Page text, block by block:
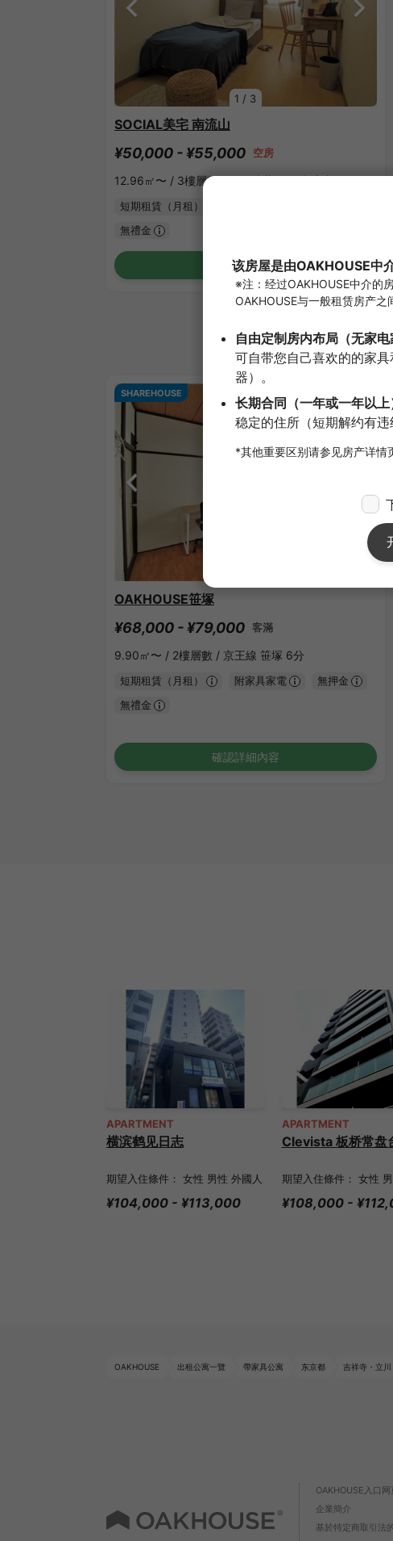
1 / 3
SOCIAL美宅 南流山
¥50,000 - ¥55,000 空房
12.96㎡〜 / 3樓層數 /ＪＲ武藏野線 南流山 13分
短期租賃（月租）
無禮金
確認詳細內容
SHAREHOUSE
OAKHOUSE笹塚
¥68,000 - ¥79,000 客滿
9.90㎡〜 / 2樓層數 / 京王線 笹塚 6分
短期租賃（月租） 附家具家電
無押金
無禮金
確認詳細內容
APARTMENT
横滨鹤见日志
期望入住條件： 女性 男性 外國人
¥104,000 - ¥113,000
APARTMENT
Clevista 板桥常盘
期望入住條件： 女性
¥108,000 -
OAKHOUSE 出租公寓一覽 帶家具公寓 东京都 吉祥寺・立
OAKHOUSE入口网
企業簡介
基於特定商取引法